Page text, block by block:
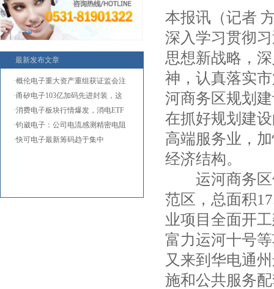
最新发布文章
·概伦电子重大资产重组获证监会注
·甬矽电子103亿加码先进封装，这
·消费电子板块行情爆发，消电ETF
·钧崴电子：公司电流感测精密电阻
·快可电子最新筹码趋于集中
本报讯（记者
深入学习贯彻
思想新战略，
神，认真落实
河商务区规划
在抓好规划建
高端服务业，
经济结构。
运河商务区
范区，总面积
业项目全面开
富力运河十号
又来到华电通
施和公共服务